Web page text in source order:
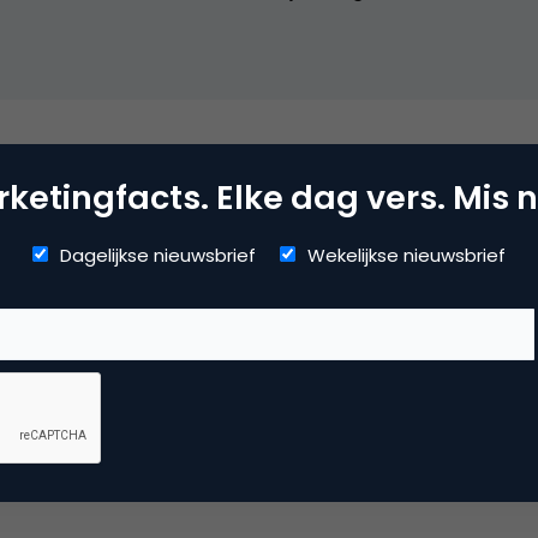
media marketing
reactie te plaatsen.
Elke dag vers. Mis
Dagelijkse nieuwsbrief Wekelijkse nieuwsbrief